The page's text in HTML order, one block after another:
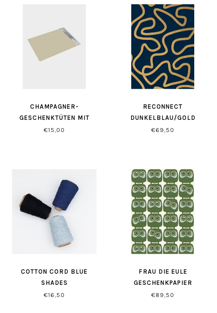
CHAMPAGNER-
GESCHENKTÜTEN MIT
SELBSTVERSCHLUSS
€15,00
RECONNECT
DUNKELBLAU/GOLD
GESCHENKPAPIER
€69,50
COTTON CORD BLUE
SHADES
€16,50
FRAU DIE EULE
GESCHENKPAPIER
€89,50